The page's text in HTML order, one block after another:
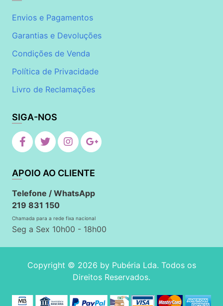
Envios e Pagamentos
Garantias e Devoluções
Condições de Venda
Política de Privacidade
Livro de Reclamações
SIGA-NOS
APOIO AO CLIENTE
Telefone / WhatsApp
219 831 150
Chamada para a rede fixa nacional
Seg a Sex 10h00 - 18h00
Copyright © 2026 by Pubéria Lda. Todos os
Direitos Reservados.